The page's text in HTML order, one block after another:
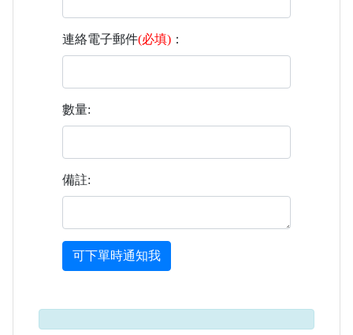
連絡電子郵件(必填) ：
數量:
備註:
可下單時通知我